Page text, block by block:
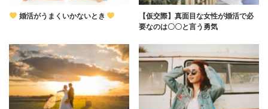
婚活がうまくいかないとき
【仮交際】真面目な女性が婚活で必
要なのは〇〇と言う勇気